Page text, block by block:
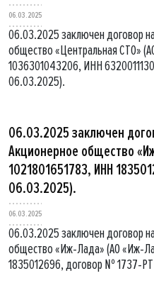
06.03.2025
06.03.2025 заключен договор
общество «Центральная СТО»
1036301043206, ИНН
06.03.2025).
06.03.2025 заключен
Акционерное общество
1021801651783, ИНН
06.03.2025).
06.03.2025
06.03.2025 заключен договор
общество «Иж-Лада» (АО «Иж-
1835012696, договор № 1737-